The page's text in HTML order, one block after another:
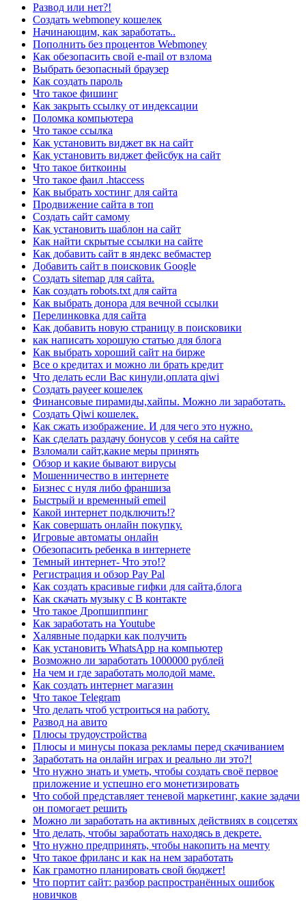
Развод или нет?!
Создать webmoney кошелек
Начинающим, как заработать..
Пополнить без процентов Webmoney
Как обезопасить свой e-mail от взлома
Выбрать безопасный браузер
Как создать пароль
Что такое фишинг
Как закрыть ссылку от индексации
Поломка компьютера
Что такое ссылка
Как установить виджет вк на сайт
Как установить виджет фейсбук на сайт
Что такое биткоины
Что такое фаил .htaccess
Как выбрать хостинг для сайта
Продвижение сайта в топ
Создать сайт самому
Как установить шаблон на сайт
Как найти скрытые ссылки на сайте
Как добавить сайт в яндекс вебмастер
Добавить сайт в поисковик Google
Создать sitemap для сайта.
Как создать robots.txt для сайта
Как выбрать донора для вечной ссылки
Перелинковка для сайта
Как добавить новую страницу в поисковики
как написать хорошую статью для блога
Как выбрать хороший сайт на бирже
Все о кредитах и можно ли брать кредит
Что делать если Вас кинули,оплата qiwi
Создать payeer кошелек
Финансовые пирамиды,хайпы. Можно ли заработать.
Создать Qiwi кошелек.
Как сжать изображение. И для чего это нужно.
Как сделать раздачу бонусов у себя на сайте
Взломали сайт,какие меры принять
Обзор и какие бывают вирусы
Мошенничество в интернете
Бизнес с нуля либо франшиза
Быстрый и временный еmeil
Какой интернет подключить!?
Как совершать онлайн покупку.
Игровые автоматы онлайн
Обезопасить ребенка в интернете
Темный интернет- Что это!?
Регистрация и обзор Pay Pal
Как создать красивые гифки для сайта,блога
Как скачать музыку с В контакте
Что такое Дропшиппинг
Как заработать на Youtube
Халявные подарки как получить
Как установить WhatsApp на компьютер
Возможно ли заработать 1000000 рублей
На чем и где заработать молодой маме.
Как создать интернет магазин
Что такое Telegram
Что делать чтоб устроиться на работу.
Развод на авито
Плюсы трудоустройства
Плюсы и минусы показа рекламы перед скачиванием
Заработать на онлайн играх и реально ли это?!
Что нужно знать и уметь, чтобы создать своё первое
приложение и успешно его монетизировать
Что собой представляет теневой маркетинг, какие задачи
он помогает решить
Можно ли заработать на активных действиях в соцсетях
Что делать, чтобы заработать находясь в декрете.
Что нужно предпринять, чтобы накопить на мечту
Что такое фриланс и как на нем заработать
Как грамотно планировать свой бюджет!
Что портит сайт: разбор распространённых ошибок
новичков